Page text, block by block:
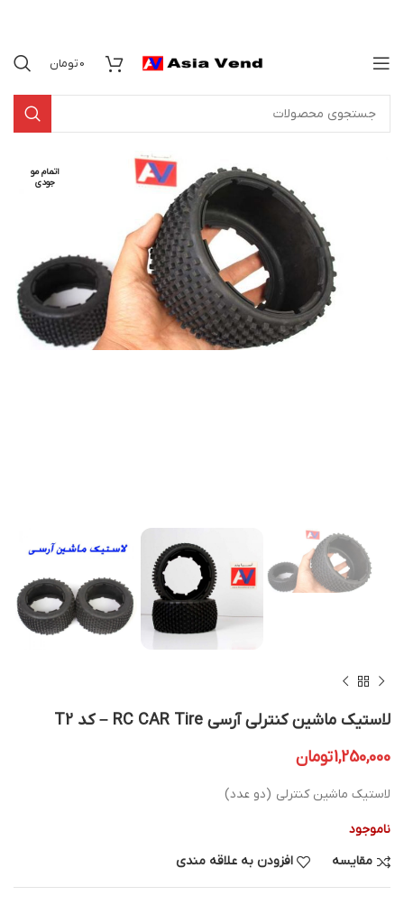
0تومان
اتمام مو
جودی
لاستیک ماشین کنترلی آرسی RC CAR Tire – کد T2
1,250,000تومان
لاستیک ماشین کنترلی (دو عدد)
ناموجود
مقایسه
افزودن به علاقه مندی